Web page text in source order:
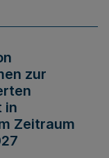
zur
in
Zeitraum